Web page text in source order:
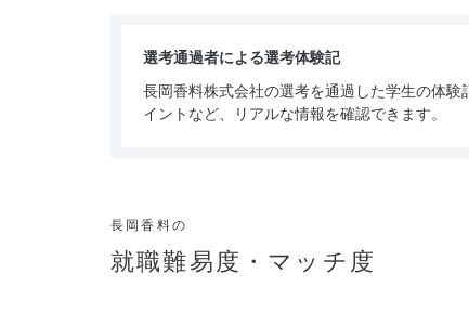
選考通過者による選考体験記
長岡香料株式会社の選考を通過した学生の体
イントなど、リアルな情報を確認できます。
長岡香料の
就職難易度・マッチ度